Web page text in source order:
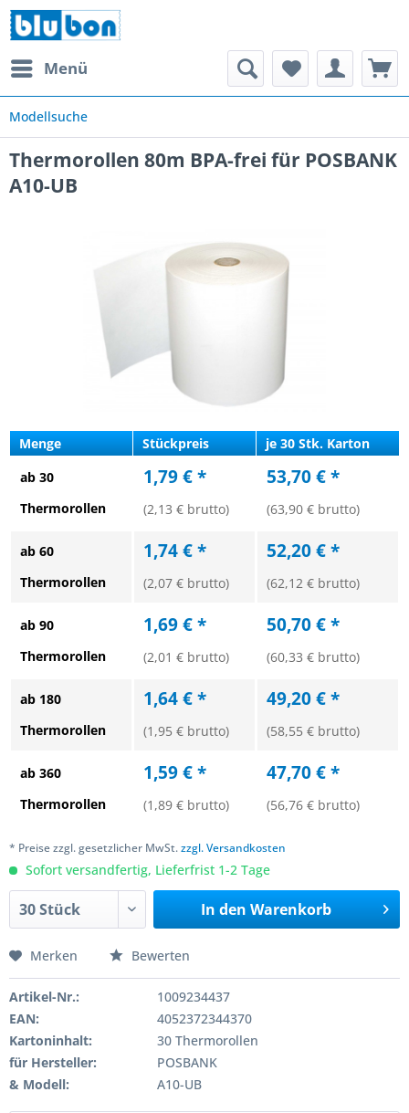
Menü
Modellsuche
Thermorollen 80m BPA-frei für POSBANK
A10-UB
Menge Stückpreis
je 30 Stk. Karton
ab 30
Thermorollen
1,79 € *
(2,13 € brutto)
53,70 € *
(63,90 € brutto)
ab 60
Thermorollen
1,74 € *
(2,07 € brutto)
52,20 € *
(62,12 € brutto)
ab 90
Thermorollen
1,69 € *
(2,01 € brutto)
50,70 € *
(60,33 € brutto)
ab 180
Thermorollen
1,64 € *
(1,95 € brutto)
49,20 € *
(58,55 € brutto)
ab 360
Thermorollen
1,59 € *
(1,89 € brutto)
47,70 € *
(56,76 € brutto)
* Preise zzgl. gesetzlicher MwSt.zzgl. Versandkosten
Sofort versandfertig, Lieferfrist 1-2 Tage
In den Warenkorb
Merken Bewerten
Artikel-Nr.:
1009234437
EAN:
4052372344370
Kartoninhalt:
30 Thermorollen
für Hersteller:
POSBANK
& Modell:
A10-UB